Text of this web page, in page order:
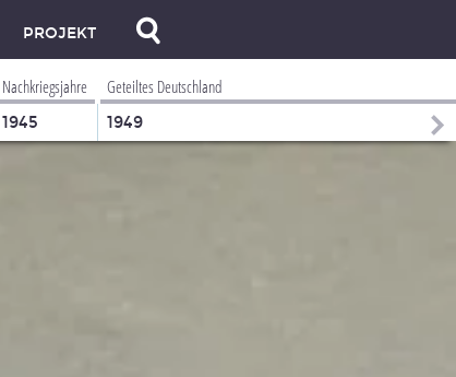
PROJEKT
Nachkriegsjahre
1945
Geteiltes Deutschland
1949